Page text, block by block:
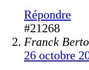
Répondre
#21268
Franck
26 octobre